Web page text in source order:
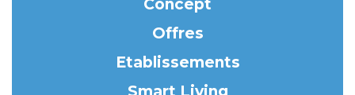
Concept
Offres
Etablissements